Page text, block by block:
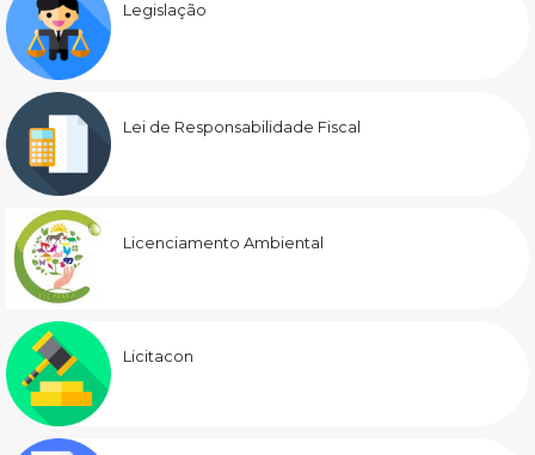
Legislação
Lei de Responsabilidade Fiscal
Licenciamento Ambiental
Licitacon